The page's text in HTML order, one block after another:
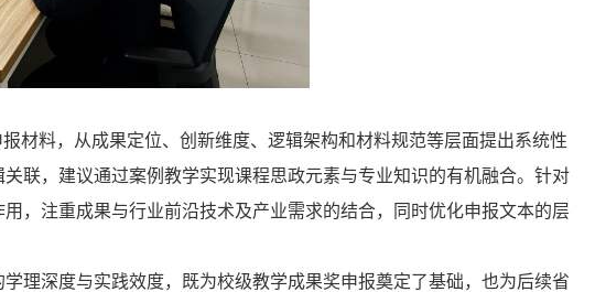
材料，从成果定位、创新维度、逻辑架构和材料规范等层面提出系统性
联，建议通过案例教学实现课程思政元素与专业知识的有机融合。针对
，注重成果与行业前沿技术及产业需求的结合，同时优化申报文本的层
理深度与实践效度， 既为校级教学成果奖申报奠定了基础， 也为后续省